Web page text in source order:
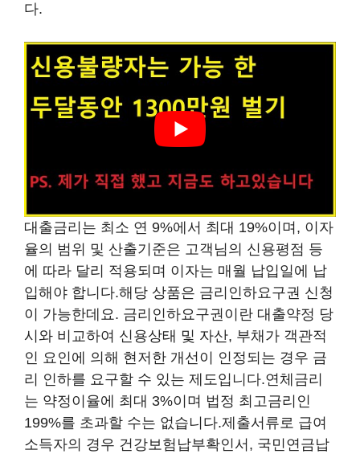
다.
대출금리는 최소 연 9%에서 최대 19%이며, 이자
율의 범위 및 산출기준은 고객님의 신용평점 등
에 따라 달리 적용되며 이자는 매월 납입일에 납
입해야 합니다.해당 상품은 금리인하요구권 신청
이 가능한데요. 금리인하요구권이란 대출약정 당
시와 비교하여 신용상태 및 자산, 부채가 객관적
인 요인에 의해 현저한 개선이 인정되는 경우 금
리 인하를 요구할 수 있는 제도입니다.연체금리
는 약정이율에 최대 3%이며 법정 최고금리인
199%를 초과할 수는 없습니다.제출서류로 급여
소득자의 경우 건강보험납부확인서, 국민연금납